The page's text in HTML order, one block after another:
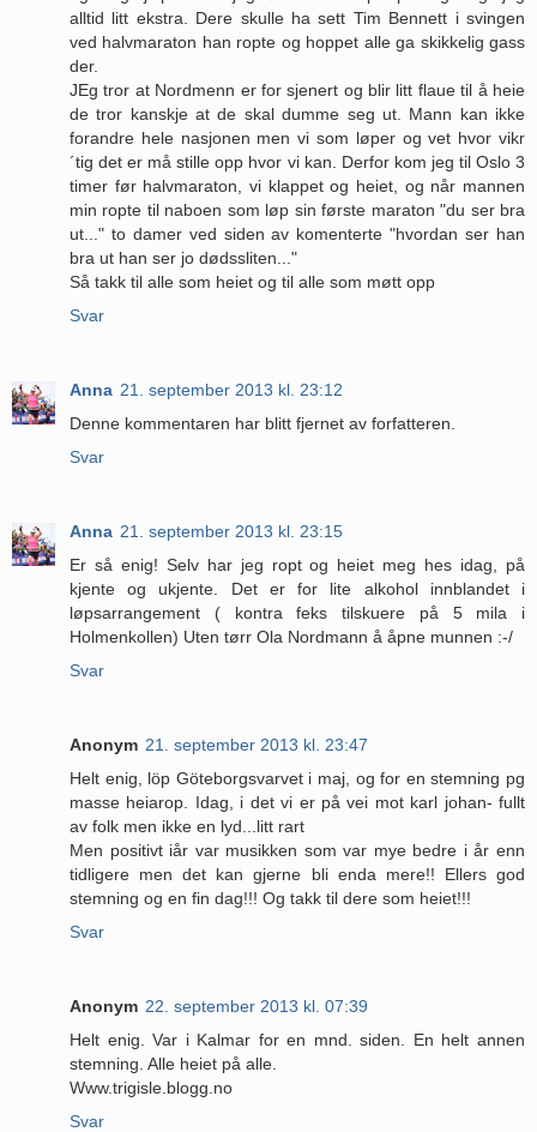
alltid litt ekstra. Dere skulle ha sett Tim Bennett i svingen
ved halvmaraton han ropte og hoppet alle ga skikkelig gass
der.
JEg tror at Nordmenn er for sjenert og blir litt flaue til å heie
de tror kanskje at de skal dumme seg ut. Mann kan ikke
forandre hele nasjonen men vi som løper og vet hvor vikr
´tig det er må stille opp hvor vi kan. Derfor kom jeg til Oslo 3
timer før halvmaraton, vi klappet og heiet, og når mannen
min ropte til naboen som løp sin første maraton "du ser bra
ut..." to damer ved siden av komenterte "hvordan ser han
bra ut han ser jo dødssliten..."
Så takk til alle som heiet og til alle som møtt opp
Svar
Anna 21. september 2013 kl. 23:12
Denne kommentaren har blitt fjernet av forfatteren.
Svar
Anna 21. september 2013 kl. 23:15
Er så enig! Selv har jeg ropt og heiet meg hes idag, på
kjente og ukjente. Det er for lite alkohol innblandet i
løpsarrangement ( kontra feks tilskuere på 5 mila i
Holmenkollen) Uten tørr Ola Nordmann å åpne munnen :-/
Svar
Anonym 21. september 2013 kl. 23:47
Helt enig, löp Göteborgsvarvet i maj, og for en stemning pg
masse heiarop. Idag, i det vi er på vei mot karl johan- fullt
av folk men ikke en lyd...litt rart
Men positivt iår var musikken som var mye bedre i år enn
tidligere men det kan gjerne bli enda mere!! Ellers god
stemning og en fin dag!!! Og takk til dere som heiet!!!
Svar
Anonym 22. september 2013 kl. 07:39
Helt enig. Var i Kalmar for en mnd. siden. En helt annen
stemning. Alle heiet på alle.
Www.trigisle.blogg.no
Svar